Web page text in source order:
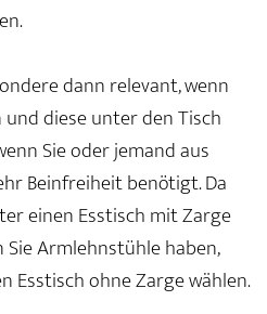
dann relevant, wenn
diese unter den Tisch
Sie oder jemand aus
Beinfreiheit benötigt. Da
einen Esstisch mit Zarge
Sie Armlehnstühle haben,
Esstisch ohne Zarge wählen.